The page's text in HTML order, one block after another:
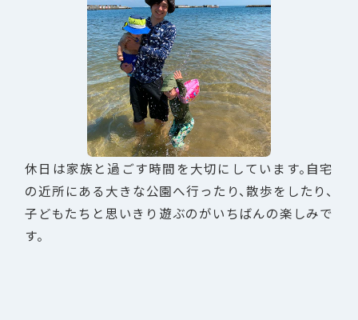
休日は家族と過ごす時間を大切にしています。自宅
の近所にある大きな公園へ行ったり、散歩をしたり、
子どもたちと思いきり遊ぶのがいちばんの楽しみで
す。